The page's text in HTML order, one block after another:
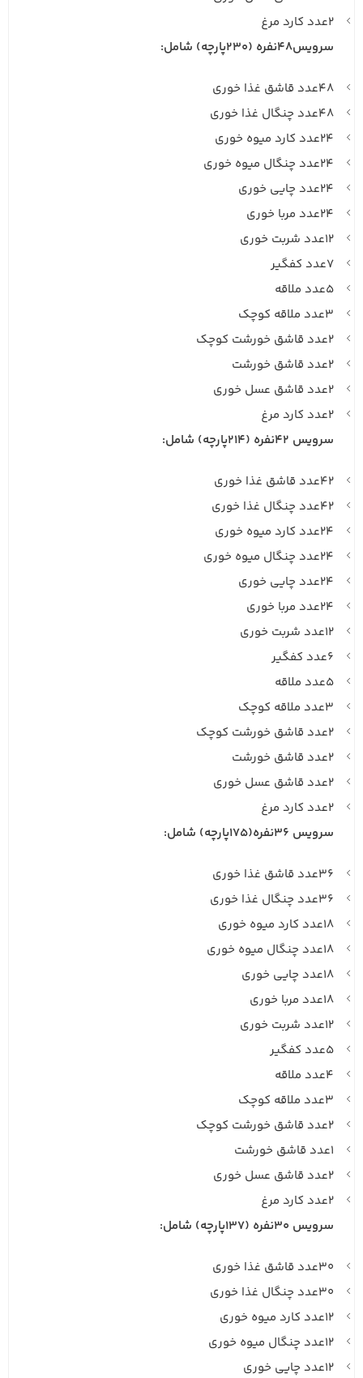
۲عدد کارد مرغ
سرویس۴۸نفره (230پارچه) شامل:
۴۸عدد قاشق غذا خوری
۴۸عدد چنگال غذا خوری
۲۴عدد کارد میوه خوری
۲۴عدد چنگال میوه خوری
۲۴عدد چایی خوری
۲۴عدد مربا خوری
۱۲عدد شربت خوری
۷عدد کفگیر
۵عدد ملاقه
۳عدد ملاقه کوچک
۲عدد قاشق خورشت کوچک
۲عدد قاشق خورشت
۲عدد قاشق عسل خوری
۲عدد کارد مرغ
سرویس ۴۲نفره (214پارچه) شامل:
۴۲عدد قاشق غذا خوری
۴۲عدد چنگال غذا خوری
۲۴عدد کارد میوه خوری
۲۴عدد چنگال میوه خوری
۲۴عدد چایی خوری
۲۴عدد مربا خوری
۱۲عدد شربت خوری
۶عدد کفگیر
۵عدد ملاقه
۳عدد ملاقه کوچک
۲عدد قاشق خورشت کوچک
۲عدد قاشق خورشت
۲عدد قاشق عسل خوری
۲عدد کارد مرغ
سرویس ۳۶نفره(175پارچه) شامل:
۳۶عدد قاشق غذا خوری
۳۶عدد چنگال غذا خوری
۱۸عدد کارد میوه خوری
۱۸عدد چنگال میوه خوری
۱۸عدد چایی خوری
۱۸عدد مربا خوری
۱۲عدد شربت خوری
۵عدد کفگیر
۴عدد ملاقه
۳عدد ملاقه کوچک
۲عدد قاشق خورشت کوچک
۱عدد قاشق خورشت
۲عدد قاشق عسل خوری
۲عدد کارد مرغ
سرویس ۳۰نفره (137پارچه) شامل:
۳۰عدد قاشق غذا خوری
۳۰عدد چنگال غذا خوری
۱۲عدد کارد میوه خوری
۱۲عدد چنگال میوه خوری
۱۲عدد چایی خوری